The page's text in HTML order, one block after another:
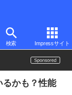
検索 Impressサイト
ン モバイルノート
るかも？性能